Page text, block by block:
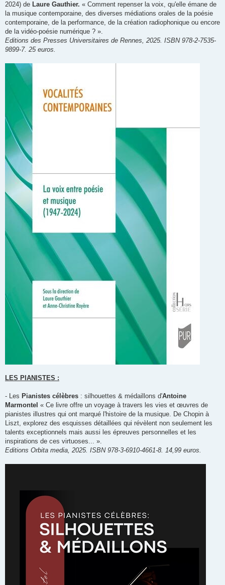
2024) de Laure Gauthier. « Comment repenser la voix, qu'elle émane de
la musique contemporaine, des diverses médiations orales de la poésie
contemporaine, de la performance, de la création radiophonique ou encore
de la vidéo-poésie numérique ? ».
Editions des Presses Universitaires de Rennes, 2025. ISBN 978-2-7535-
9899-7. 25 euros.
LES PIANISTES :
- Les Pianistes célèbres : silhouettes & médaillons d'Antoine
Marmontel « Ce livre offre un voyage à travers les vies et œuvres de
pianistes illustres qui ont marqué l'histoire de la musique. De Chopin à
Liszt, explorez des esquisses détaillées qui révèlent non seulement les
talents exceptionnels mais aussi les épreuves personnelles et les
inspirations de ces virtuoses... ».
Editions Orbita media, 2025. ISBN 978-3-6910-4661-8. 14,99 euros.